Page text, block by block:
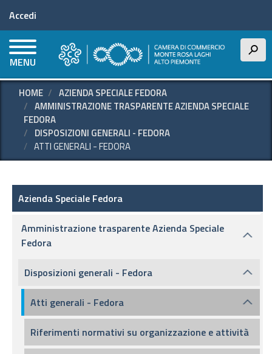
principale
Menu profilo utente
Accedi
MENU
h
HOME
AZIENDA SPECIALE FEDORA
AMMINISTRAZIONE TRASPARENTE AZIENDA SPECIALE
FEDORA
DISPOSIZIONI GENERALI - FEDORA
ATTI GENERALI - FEDORA
Azienda speciale Fedora
Azienda Speciale Fedora
Amministrazione trasparente Azienda Speciale
Fedora
Disposizioni generali - Fedora
Atti generali - Fedora
Riferimenti normativi su organizzazione e attività